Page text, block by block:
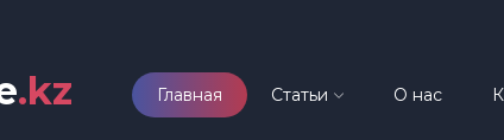
.kz Главная Статьи О нас